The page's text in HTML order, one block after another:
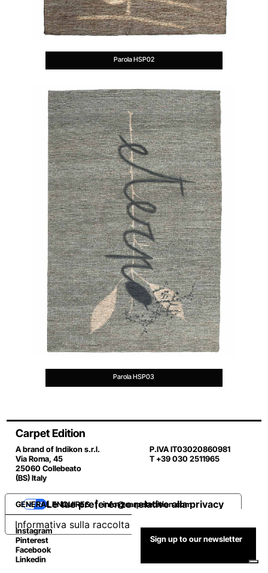
Parola HSP02
Parola HSP03
Carpet Edition
A brand of Indikon s.r.l.
Via Roma, 45
25060 Collebeato
(BS) Italy
P.IVA IT03020860981
T +39 030 2511965
GENERAL ENQUIRES |info@carpetedition.com
Instagram
Pinterest
Facebook
Linkedin
Sign up to our newsletter
Informativa sulla raccolta
Le tue preferenze relative alla privacy